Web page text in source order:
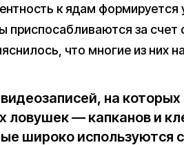
к ядам формируется
приспосабливаются за счет
что многие из них
на
ловушек — капканов и
широко используются